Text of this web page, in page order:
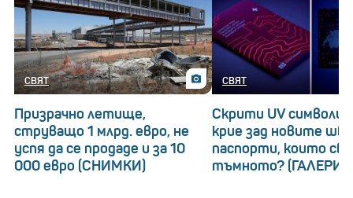
СВЯТ
Призрачно летище,
струващо 1 млрд. евро, не
успя да се продаде и за 10
000 евро (СНИМКИ)
СВЯТ
Скрити UV символи:
крие зад новите
паспорти, които
тъмното?